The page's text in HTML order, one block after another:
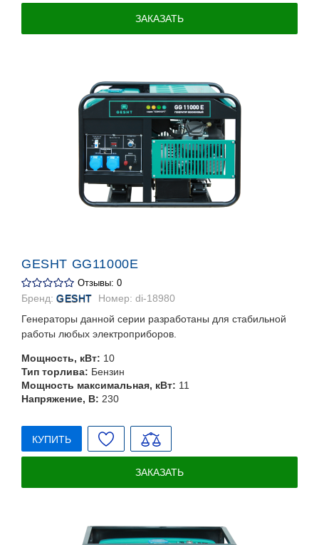
ЗАКАЗАТЬ
GESHT GG11000Е
Отзывы: 0
Бренд: GESHT Номер: di-18980
Генераторы данной серии разработаны для стабильной
работы любых электроприборов.
Мощность, кВт: 10
Тип торлива: Бензин
Мощность максимальная, кВт: 11
Напряжение, В: 230
КУПИТЬ
ЗАКАЗАТЬ